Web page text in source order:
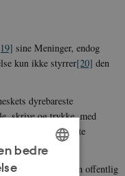
sine Meninger, endog
kun ikke styrrer[20] den
dyrebareste
skrive og trykke, med
ved Loven bestemte
Rettigheder giør en offentlig
bedre